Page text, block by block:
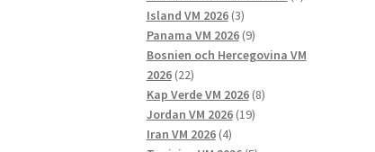
Island VM 2026 33
produkter
Panama VM 2026 99
produkter
Bosnien och Hercegovina VM
2026 2222
produkter
Kap Verde VM 2026 88
Jordan VM 2026 1919
Iran VM 2026 44